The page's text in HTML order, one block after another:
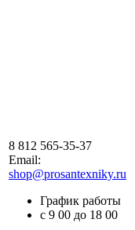
8 812 565-35-37
Email:
shop@prosantexniky.ru
График работы
с 9 00 до 18 00